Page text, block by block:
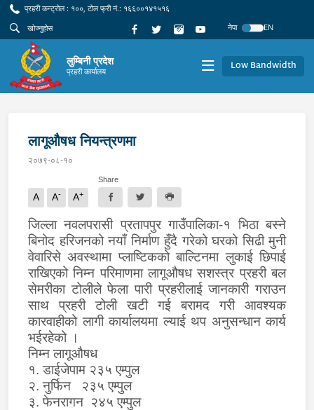
प्रहरी कन्ट्रोल : १००, टोल फ्री नं.: १६६००१४१५१६
नेपा
EN
लुम्बिनी प्रदेश
प्रहरी कार्यालय Low Bandwidth
लागूऔषध नियन्त्रणमा
२०७९-०८-१०
A A- A+
Share
जिल्ला नवलपरासी प्रतापपुर गाउँपालिका-१ भिठा बस्ने
बिनोद हरिजनको नयाँ निर्माण हुँदै गरेको घरको सिढी मुनी
वेवारिसे अवस्थामा प्लाष्टिकको बाल्टिनमा लुकाई छिपाई
राखिएको निम्न परिमाणमा लागूऔषध सशस्त्र प्रहरी बल
सेमरीका टोलीले फेला पारी प्रहरीलाई जानकारी गराउन
साथ प्रहरी टोली खटी गई बरामद गरी आवश्यक
कारवाहीको लागी कार्यालयमा ल्याई थप अनुसन्धान कार्य
भईरहेको ।
निम्न लागूऔषध
१. डाईजेपाम २३५ एम्पुल
२. नुर्फिन २३५ एम्पुल
३. फेनरागन २४५ एम्पुल